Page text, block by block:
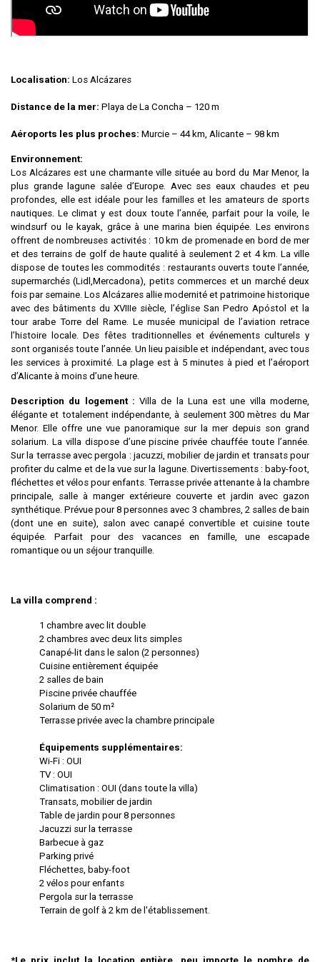
Localisation: Los Alcázares
Distance de la mer: Playa de La Concha – 120 m
Aéroports les plus proches: Murcie – 44 km, Alicante – 98 km
Environnement:
Los Alcázares est une charmante ville située au bord du Mar Menor, la
plus grande lagune salée d’Europe. Avec ses eaux chaudes et peu
profondes, elle est idéale pour les familles et les amateurs de sports
nautiques. Le climat y est doux toute l’année, parfait pour la voile, le
windsurf ou le kayak, grâce à une marina bien équipée. Les environs
offrent de nombreuses activités : 10 km de promenade en bord de mer
et des terrains de golf de haute qualité à seulement 2 et 4 km. La ville
dispose de toutes les commodités : restaurants ouverts toute l’année,
supermarchés (Lidl,Mercadona), petits commerces et un marché deux
fois par semaine. Los Alcázares allie modernité et patrimoine historique
avec des bâtiments du XVIIIe siècle, l’église San Pedro Apóstol et la
tour arabe Torre del Rame. Le musée municipal de l’aviation retrace
l’histoire locale. Des fêtes traditionnelles et événements culturels y
sont organisés toute l’année. Un lieu paisible et indépendant, avec tous
les services à proximité. La plage est à 5 minutes à pied et l’aéroport
d’Alicante à moins d’une heure.
Description du logement :Villa de la Luna est une villa moderne,
élégante et totalement indépendante, à seulement 300 mètres du Mar
Menor. Elle offre une vue panoramique sur la mer depuis son grand
solarium. La villa dispose d’une piscine privée chauffée toute l’année.
Sur la terrasse avec pergola : jacuzzi, mobilier de jardin et transats pour
profiter du calme et de la vue sur la lagune. Divertissements : baby-foot,
fléchettes et vélos pour enfants. Terrasse privée attenante à la chambre
principale, salle à manger extérieure couverte et jardin avec gazon
synthétique. Prévue pour 8 personnes avec 3 chambres, 2 salles de bain
(dont une en suite), salon avec canapé convertible et cuisine toute
équipée. Parfait pour des vacances en famille, une escapade
romantique ou un séjour tranquille.
La villa comprend :
1 chambre avec lit double
2 chambres avec deux lits simples
Canapé-lit dans le salon (2 personnes)
Cuisine entièrement équipée
2 salles de bain
Piscine privée chauffée
Solarium de 50 m²
Terrasse privée avec la chambre principale
Équipements supplémentaires:
Wi-Fi : OUI
TV : OUI
Climatisation : OUI (dans toute la villa)
Transats, mobilier de jardin
Table de jardin pour 8 personnes
Jacuzzi sur la terrasse
Barbecue à gaz
Parking privé
Fléchettes, baby-foot
2 vélos pour enfants
Pergola sur la terrasse
Terrain de golf à 2 km de l'établissement.
*Le prix inclut la location entière, peu importe le nombre de